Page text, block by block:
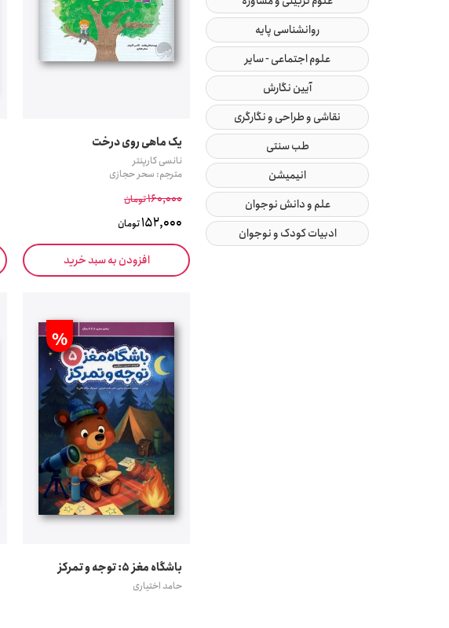
روانشناسی پایه
علوم اجتماعی - سایر
آیین نگارش
نقاشی و طراحی و نگارگری
طب سنتی
انیمیشن
علم و دانش نوجوان
ادبیات کودک و نوجوان
یک ماهی روی درخت
نانسی کارپنتر
مترجم: سحر حجازی
160,000تومان
152,000تومان
افزودن به سبد خرید
%
باشگاه مغز 5: توجه و تمرکز
حامد اختیاری